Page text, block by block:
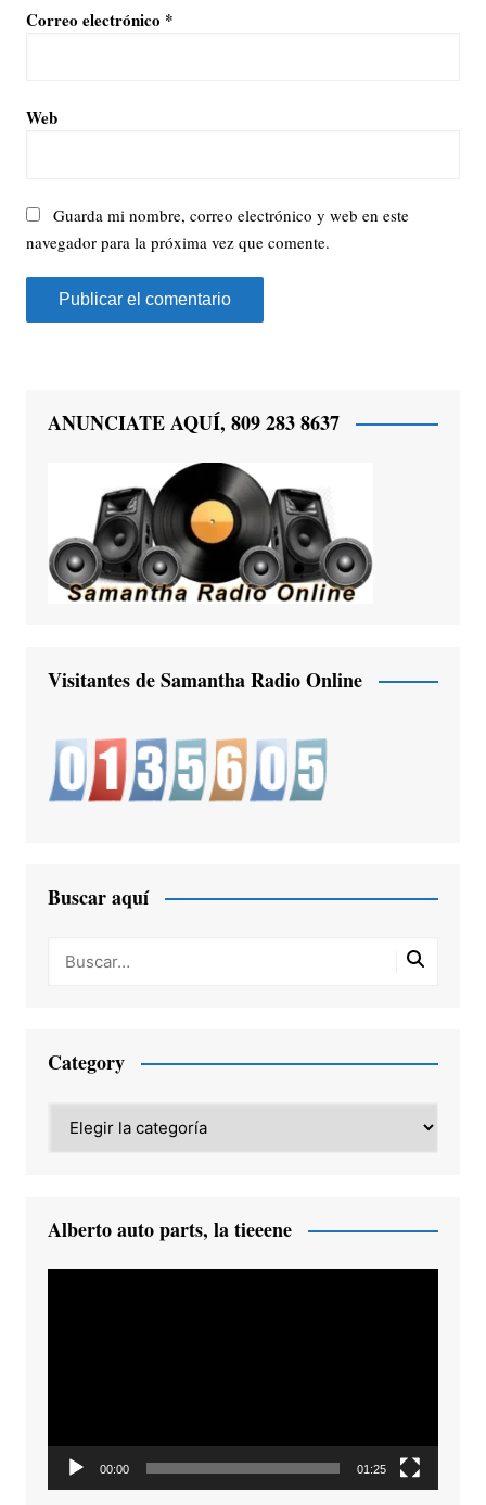
Correo electrónico *
Web
Guarda mi nombre, correo electrónico y web en este
navegador para la próxima vez que comente.
ANUNCIATE AQUÍ, 809 283 8637
Visitantes de Samantha Radio Online
Buscar aquí
Category
Category
Alberto auto parts, la tieeene
00:00 01:25